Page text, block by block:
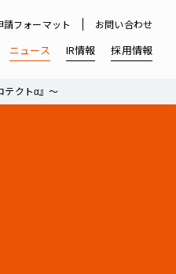
ニュース IR情報 採用情報
請フォーマット お問い合わせ
テクトα』～